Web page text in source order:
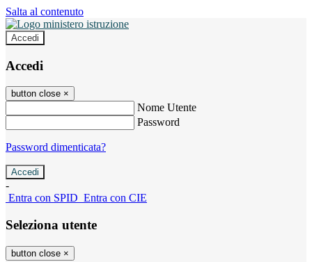
Salta al contenuto
Accedi
Accedi
button close ×
Nome Utente
Password
Password dimenticata?
-
Entra con SPID Entra con CIE
Seleziona utente
button close ×